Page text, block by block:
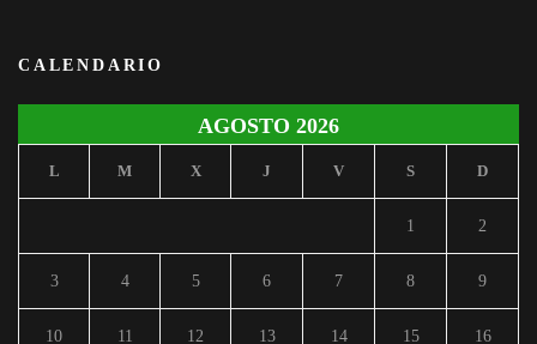
CALENDARIO
AGOSTO 2026
L M X J V S D
1 2
3 4 5 6 7 8 9
10 11 12 13 14 15 16